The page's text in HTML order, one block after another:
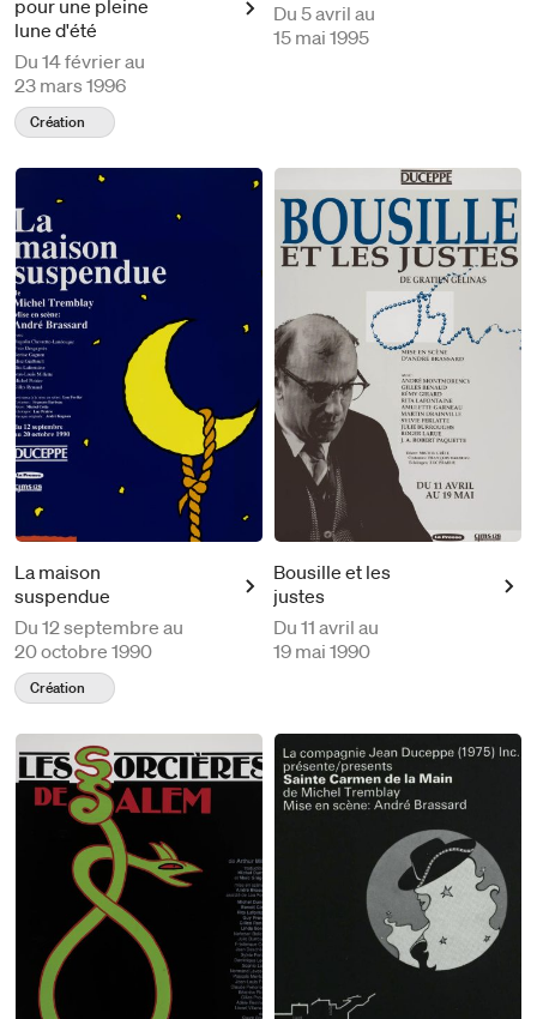
pour une pleine
lune d'été
Du 14 février au
23 mars 1996
Création
Du 5 avril au
15 mai 1995
La maison
suspendue
Du 12 septembre au
20 octobre 1990
Création
Bousille et les
justes
Du 11 avril au
19 mai 1990